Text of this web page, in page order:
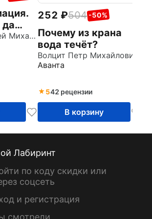
да
Белокрыс Алексей Михайлович
252 504 -50%
Почему из крана
вода течёт?
Волцит Петр Михайлович
Аванта
542 рецензии
В корзину
Лабиринт
по коду скидки или
соцсеть
и регистрация
смотрели